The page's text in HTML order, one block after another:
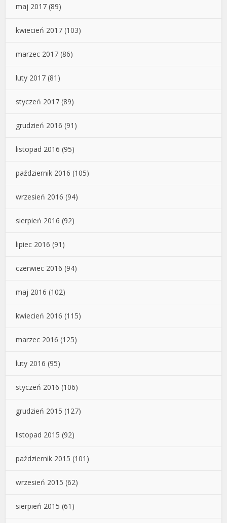
maj 2017 (89)
kwiecień 2017 (103)
marzec 2017 (86)
luty 2017 (81)
styczeń 2017 (89)
grudzień 2016 (91)
listopad 2016 (95)
październik 2016 (105)
wrzesień 2016 (94)
sierpień 2016 (92)
lipiec 2016 (91)
czerwiec 2016 (94)
maj 2016 (102)
kwiecień 2016 (115)
marzec 2016 (125)
luty 2016 (95)
styczeń 2016 (106)
grudzień 2015 (127)
listopad 2015 (92)
październik 2015 (101)
wrzesień 2015 (62)
sierpień 2015 (61)